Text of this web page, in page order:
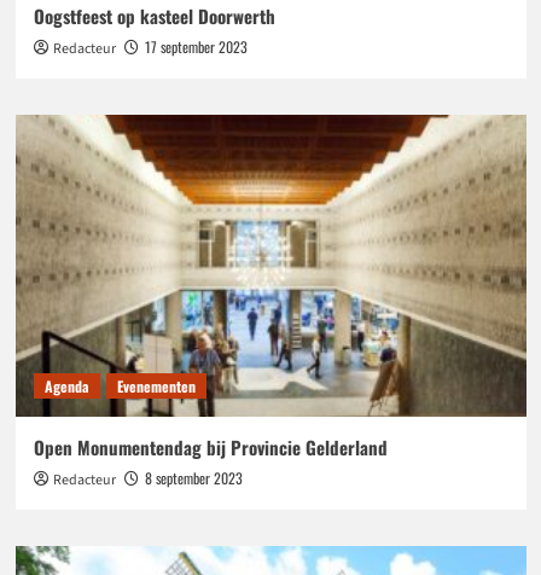
Oogstfeest op kasteel Doorwerth
Redacteur 17 september 2023
Agenda Evenementen
Open Monumentendag bij Provincie Gelderland
Redacteur 8 september 2023